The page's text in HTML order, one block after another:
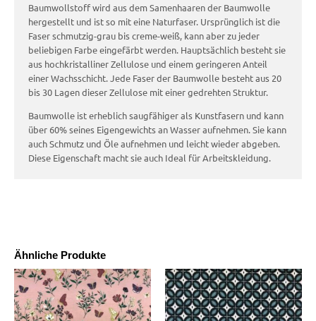
Ähnliche Produkte
Baumwollstoff wird aus dem Samenhaaren der Baumwolle
hergestellt und ist so mit eine Naturfaser. Ursprünglich ist die
Faser schmutzig-grau bis creme-weiß, kann aber zu jeder
beliebigen Farbe eingefärbt werden. Hauptsächlich besteht sie
aus hochkristalliner Zellulose und einem geringeren Anteil
einer Wachsschicht. Jede Faser der Baumwolle besteht aus 20
bis 30 Lagen dieser Zellulose mit einer gedrehten Struktur.
Baumwolle ist erheblich saugfähiger als Kunstfasern und kann
über 60% seines Eigengewichts an Wasser aufnehmen. Sie kann
auch Schmutz und Öle aufnehmen und leicht wieder abgeben.
Diese Eigenschaft macht sie auch Ideal für Arbeitskleidung.